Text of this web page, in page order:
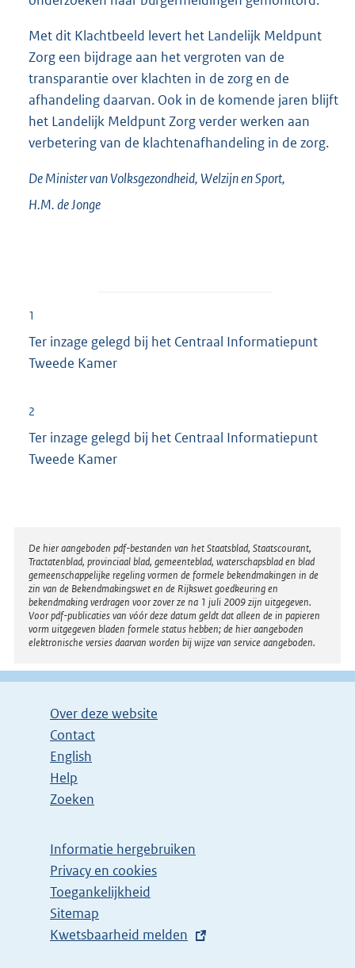
Met dit Klachtbeeld levert het Landelijk Meldpunt
Zorg een bijdrage aan het vergroten van de
transparantie over klachten in de zorg en de
afhandeling daarvan. Ook in de komende jaren blijft
het Landelijk Meldpunt Zorg verder werken aan
verbetering van de klachtenafhandeling in de zorg.
De Minister van Volksgezondheid, Welzijn en Sport,
H.M. deJonge
1
Ter inzage gelegd bij het Centraal Informatiepunt
Tweede Kamer
2
Ter inzage gelegd bij het Centraal Informatiepunt
Tweede Kamer
Disclaimer
De hier aangeboden pdf-bestanden van het Staatsblad, Staatscourant,
Tractatenblad, provinciaal blad, gemeenteblad, waterschapsblad en blad
gemeenschappelijke regeling vormen de formele bekendmakingen in de
zin van de Bekendmakingswet en de Rijkswet goedkeuring en
bekendmaking verdragen voor zover ze na 1 juli 2009 zijn uitgegeven.
Voor pdf-publicaties van vóór deze datum geldt dat alleen de in papieren
vorm uitgegeven bladen formele status hebben; de hier aangeboden
elektronische versies daarvan worden bij wijze van service aangeboden.
Over deze website
Contact
English
Help
Zoeken
Informatie hergebruiken
Privacy en cookies
Toegankelijkheid
Sitemap
E
Kwetsbaarheid melden